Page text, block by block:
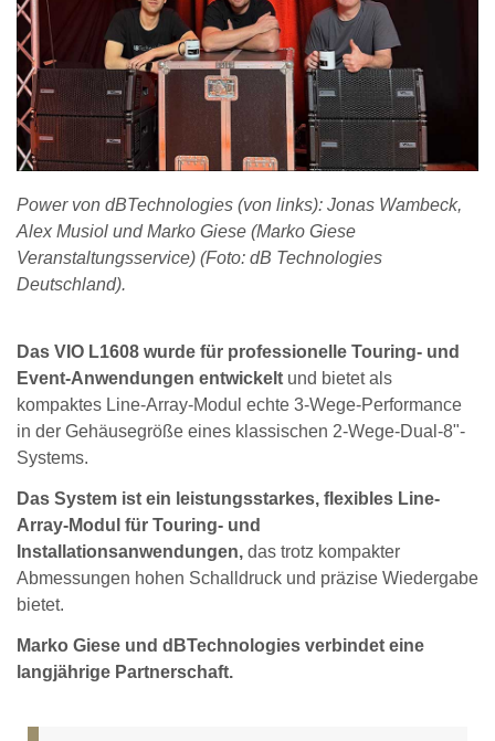
Power von dBTechnologies (von links): Jonas Wambeck,
Alex Musiol undMarko Giese (Marko Giese
Veranstaltungsservice) (Foto: dB Technologies
Deutschland).
Das VIO L1608 wurde für professionelle Touring- und
Event-Anwendungen entwickelt und bietet als
kompaktes Line-Array-Modul echte 3-Wege-Performance
in der Gehäusegröße eines klassischen 2-Wege-Dual-8"-
Systems.
Das System ist ein leistungsstarkes, flexibles Line-
Array-Modul für Touring- und
Installationsanwendungen, das trotz kompakter
Abmessungen hohen Schalldruck und präzise Wiedergabe
bietet.
Marko Giese und dBTechnologies verbindet eine
langjährige Partnerschaft.